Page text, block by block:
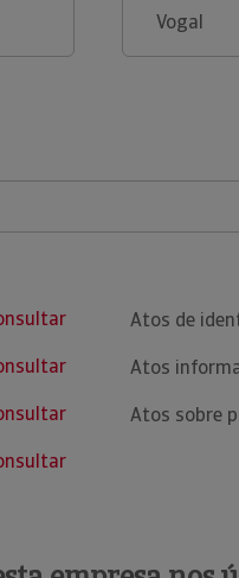
Vogal
Atos de
Atos
Atos sobre